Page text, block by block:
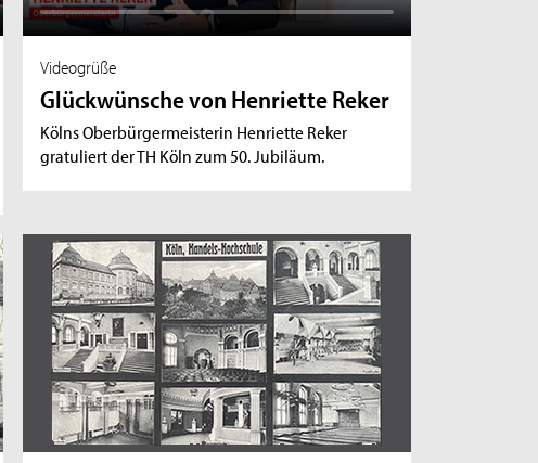
Videogrüße
Glückwünsche von Henriette Reker
Kölns Oberbürgermeisterin Henriette Reker
gratuliert der TH Köln zum 50. Jubiläum.